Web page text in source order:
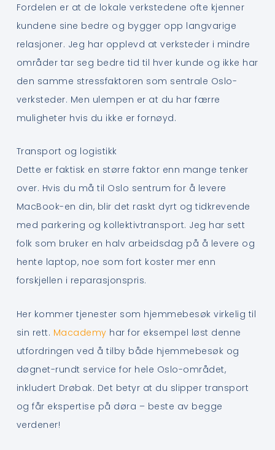
Fordelen er at de lokale verkstedene ofte kjenner
kundene sine bedre og bygger opp langvarige
relasjoner. Jeg har opplevd at verksteder i mindre
områder tar seg bedre tid til hver kunde og ikke har
den samme stressfaktoren som sentrale Oslo-
verksteder. Men ulempen er at du har færre
muligheter hvis du ikke er fornøyd.
Transport og logistikk
Dette er faktisk en større faktor enn mange tenker
over. Hvis du må til Oslo sentrum for å levere
MacBook-en din, blir det raskt dyrt og tidkrevende
med parkering og kollektivtransport. Jeg har sett
folk som bruker en halv arbeidsdag på å levere og
hente laptop, noe som fort koster mer enn
forskjellen i reparasjonspris.
Her kommer tjenester som hjemmebesøk virkelig til
sin rett. Macademy har for eksempel løst denne
utfordringen ved å tilby både hjemmebesøk og
døgnet-rundt service for hele Oslo-området,
inkludert Drøbak. Det betyr at du slipper transport
og får ekspertise på døra – beste av begge
verdener!